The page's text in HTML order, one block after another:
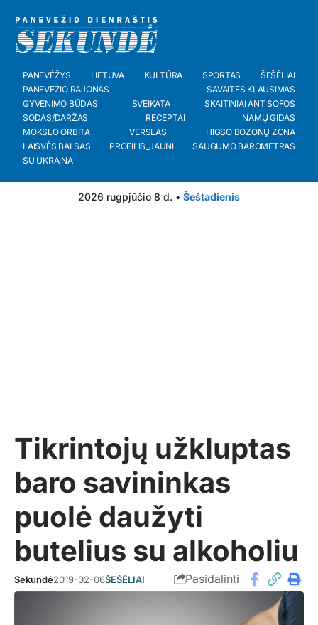
PANEVĖŽYS LIETUVA KULTŪRA SPORTAS
ŠEŠĖLIAI
PANEVĖŽIO RAJONAS
SAVAITĖS KLAUSIMAS
GYVENIMO BŪDAS
SVEIKATA
SKAITINIAI ANT SOFOS
SODAS/DARŽAS
RECEPTAI
NAMŲ GIDAS
MOKSLO ORBITA
VERSLAS
HIGSO BOZONŲ ZONA
LAISVĖS BALSAS
PROFILIS_JAUNI
SAUGUMO BAROMETRAS
SU UKRAINA
2026 rugpjūčio 8 d. • Šeštadienis
Tikrintojų užkluptas
baro savininkas
puolė daužyti
butelius su alkoholiu
Sekundė2019-02-06ŠEŠĖLIAI Pasidalinti